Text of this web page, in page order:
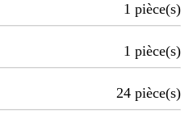
1 pièce(s)
1 pièce(s)
24 pièce(s)